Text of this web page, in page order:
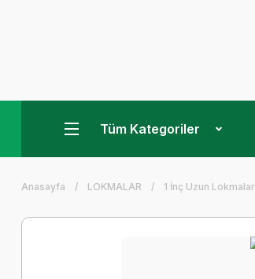
Tüm Kategoriler
Anasayfa LOKMALAR 1 İnç Uzun Lokmalar